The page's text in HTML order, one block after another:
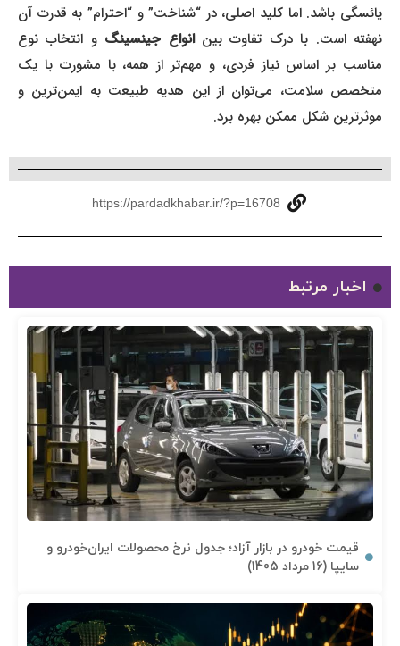
یائسگی باشد. اما کلید اصلی، در “شناخت” و “احترام” به قدرت آن
نهفته است. با درک تفاوت بینانواع جینسینگو انتخاب نوع
مناسب بر اساس نیاز فردی، و مهم‌تر از همه، با مشورت با یک
متخصص سلامت، می‌توان از این هدیه طبیعت به ایمن‌ترین و
موثرترین شکل ممکن بهره‌ برد.
https://pardadkhabar.ir/?p=16708
اخبار مرتبط
قیمت خودرو در بازار آزاد؛ جدول نرخ محصولات ایران‌خودرو و
سایپا (16 مرداد 1405)